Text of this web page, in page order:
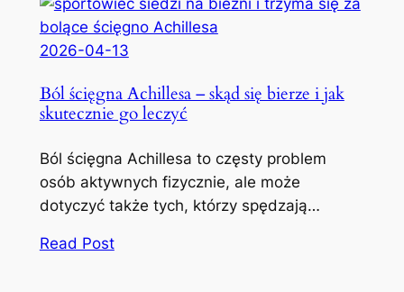
2026-04-13
Ból ścięgna Achillesa – skąd się bierze i jak
skutecznie go leczyć
Ból ścięgna Achillesa to częsty problem
osób aktywnych fizycznie, ale może
dotyczyć także tych, którzy spędzają…
Read Post